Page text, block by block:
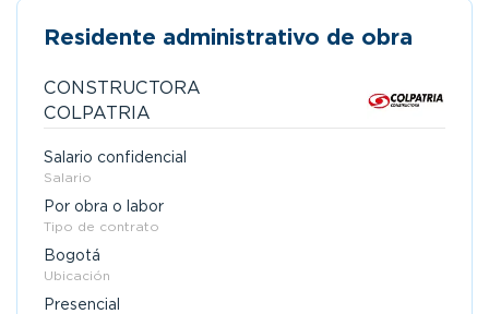
Residente administrativo de obra
CONSTRUCTORA
COLPATRIA
Salario confidencial
Salario
Por obra o labor
Tipo de contrato
Bogotá
Ubicación
Presencial